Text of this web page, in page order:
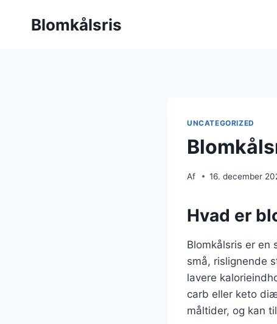
Blomkålsris
UNCATEGORIZED
Af 16. december
Hvad er
Blomkålsris er en
små, rislignende
lavere
carb eller keto
måltider, og kan